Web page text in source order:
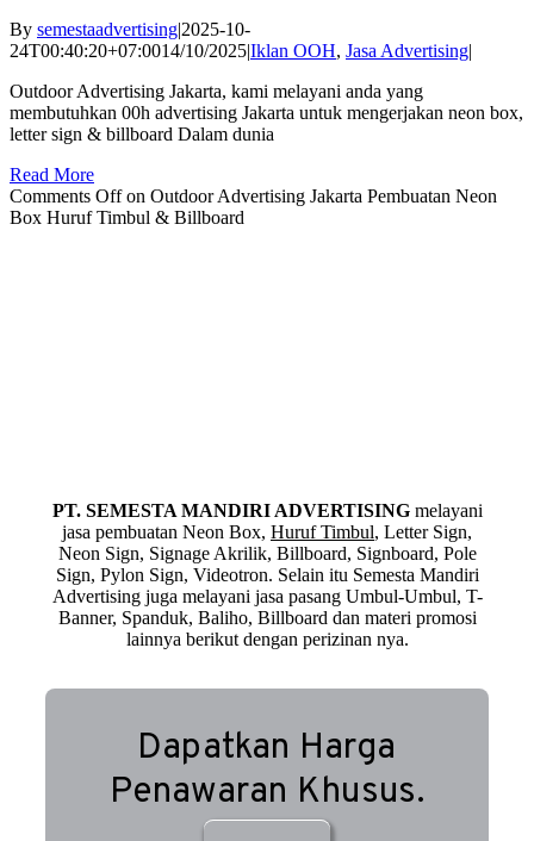
By semestaadvertising|2025-10-
24T00:40:20+07:0014/10/2025|Iklan OOH, Jasa Advertising|
Outdoor Advertising Jakarta, kami melayani anda yang
membutuhkan 00h advertising Jakarta untuk mengerjakan neon box,
letter sign & billboard Dalam dunia
Read More
Comments Offon Outdoor Advertising Jakarta Pembuatan Neon
Box Huruf Timbul & Billboard
PT. SEMESTA MANDIRI ADVERTISINGmelayani
jasa pembuatan Neon Box, Huruf Timbul, Letter Sign,
Neon Sign, Signage Akrilik, Billboard, Signboard, Pole
Sign, Pylon Sign, Videotron. Selain itu Semesta Mandiri
Advertising juga melayani jasa pasang Umbul-Umbul, T-
Banner, Spanduk, Baliho, Billboard dan materi promosi
lainnya berikut dengan perizinan nya.
Dapatkan Harga
Penawaran Khusus.